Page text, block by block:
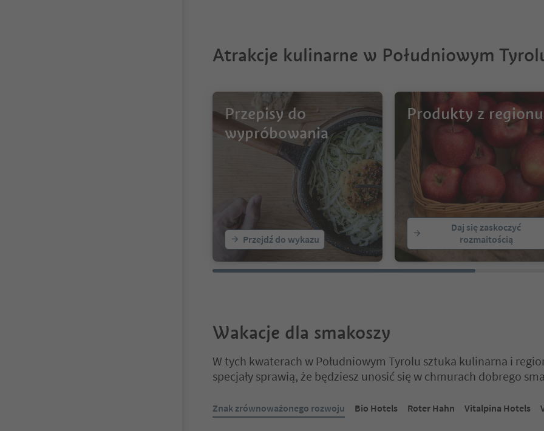
Atrakcje kulinarne w Południowym
Przepisy do
wypróbowania
Przejdź do wykazu
Produkty z regionu
Daj się zaskoczyć
rozmaitością
Wakacje dla smakoszy
W tych kwaterach w Południowym Tyrolu sztuka kulinarna i
specjały sprawią, że będziesz unosić się w chmurach dobrego
Znajdujesz się na suwaku z zakładkami. Wybierz zakładkę, aby zobaczyć jej
Znak zrównoważonego rozwoju Bio Hotels Roter Hahn Vitalpina Hotels